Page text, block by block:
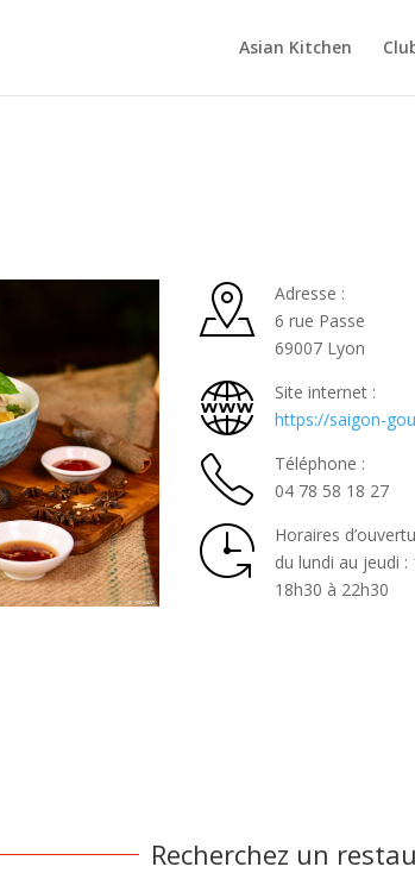
Asian Kitchen
Adresse :
6 rue Passe
69007 Lyon
Site internet :
https://saigon-
Téléphone :
04 78 58 18 27
Horaires
du lundi au jeudi
18h30 à 22h30
Recherchez un